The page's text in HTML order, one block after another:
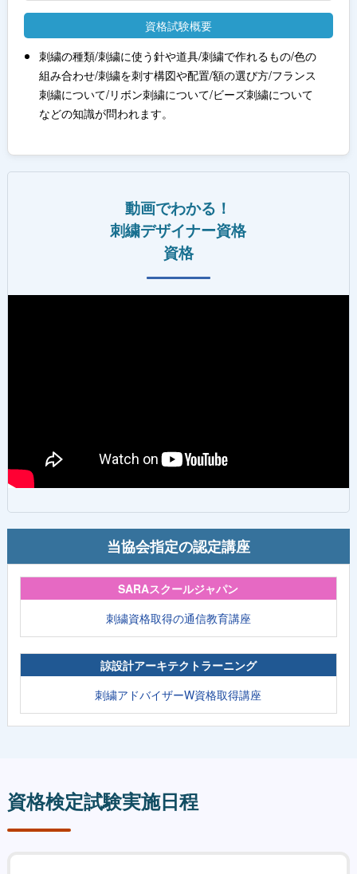
資格試験概要
刺繍の種類/刺繍に使う針や道具/刺繍で作れるもの/色の
組み合わせ/刺繍を刺す構図や配置/額の選び方/フランス
刺繍について/リボン刺繍について/ビーズ刺繍について
などの知識が問われます。
動画でわかる！
刺繍デザイナー資格
資格
当協会指定の認定講座
SARAスクールジャパン
刺繍資格取得の通信教育講座
諒設計アーキテクトラーニング
刺繍アドバイザーW資格取得講座
資格検定試験実施日程